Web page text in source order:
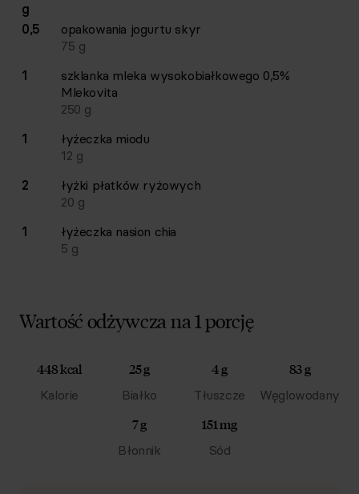
g
0,5 opakowania jogurtu skyr
75 g
1
szklanka mleka wysokobiałkowego 0,5%
Mlekovita
250 g
1
łyżeczka miodu
12 g
2
łyżki płatków ryżowych
20 g
1
łyżeczka nasion chia
5 g
Wartość odżywcza na 1 porcję
448 kcal
Kalorie
25 g
Białko
4 g
Tłuszcze
83 g
Węglowodany
7 g
Błonnik
151 mg
Sód